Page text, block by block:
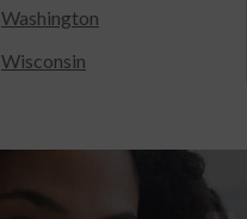
Washington
Wisconsin